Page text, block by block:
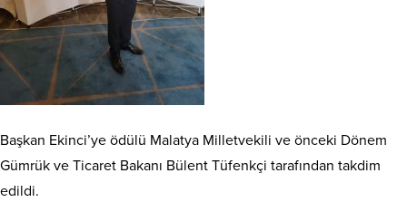
Başkan Ekinci’ye ödülü Malatya Milletvekili ve önceki Dönem
Gümrük ve Ticaret Bakanı Bülent Tüfenkçi tarafından takdim
edildi.